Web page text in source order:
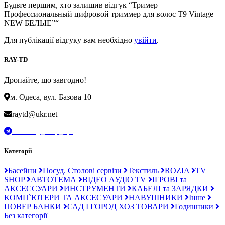
Будьте першим, хто залишив відгук “Тример
Профессиональный цифровой триммер для волос T9 Vintage
NEW БЕЛЫЕ”“
Для публікації відгуку вам необхідно увійти.
RAY-TD
Дропайте, що завгодно!
м. Одеса, вул. Базова 10
raytd@ukr.net
Категорії
Басейни Посуд. Столові сервізи Текстиль ROZIA
TV
SHOP
АВТОТЕМА ВІДЕО АУДІО TV
ІГРОВІ та
АКСЕССУАРИ
ИНСТРУМЕНТИ
КАБЕЛІ та ЗАРЯДКИ
КОМП`ЮТЕРИ ТА АКСЕСУАРИ
НАВУШНИКИ
Інше
ПОВЕР БАНКИ
САД І ГОРОД ХОЗ ТОВАРИ
Годинники
Без категорії